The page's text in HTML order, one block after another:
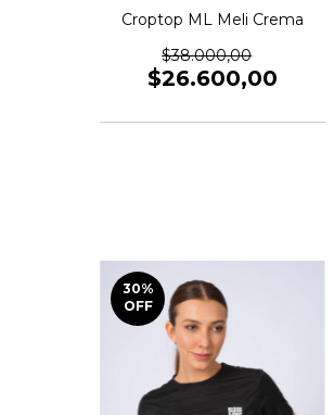
Croptop ML Meli Crema
$38.000,00
$26.600,00
30%
OFF